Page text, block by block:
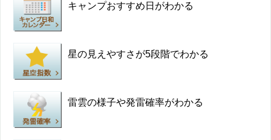
キャンプおすすめ日がわかる
星の見えやすさが5段階でわかる
雷雲の様子や発雷確率がわかる